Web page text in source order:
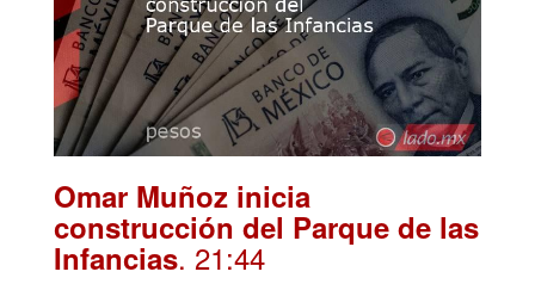
Omar Muñoz inicia
construcción del Parque de las
Infancias. 21:44